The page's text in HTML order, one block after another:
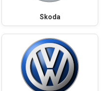
Skoda